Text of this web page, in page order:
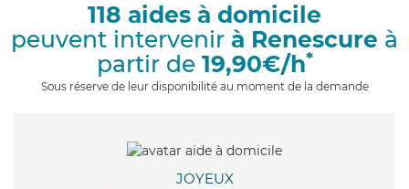
118 aides à domicile
peuvent intervenir à Renescure à
partir de 19,90€/h*
Sous réserve de leur disponibilité au moment de la demande
JOYEUX